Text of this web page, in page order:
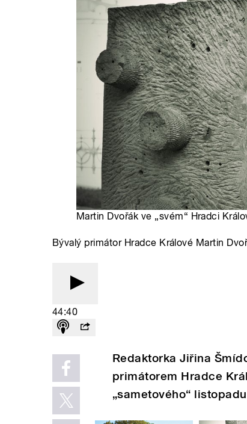
Martin Dvořák ve „svém“ Hradci
Bývalý primátor Hradce Králové Martin
44:40
Redaktorka Jiřina
primátorem Hradce
„sametového“